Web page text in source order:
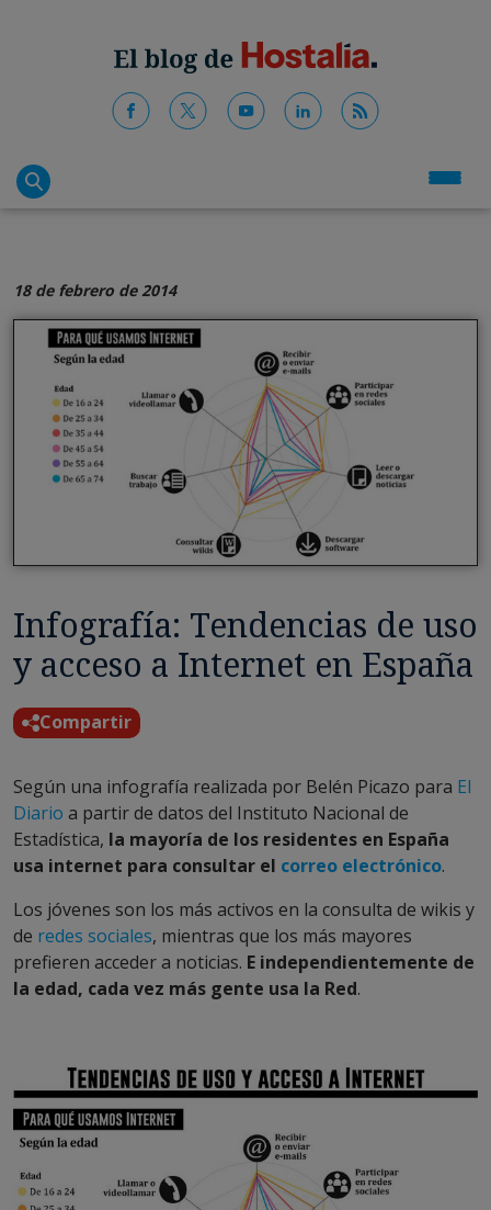
18 de febrero de 2014
Infografía: Tendencias de uso
y acceso a Internet en España
Compartir
Según una infografía realizada por Belén Picazo para El
Diario a partir de datos del Instituto Nacional de
Estadística, la mayoría de los residentes en España
usa internet para consultar el correo electrónico.
Los jóvenes son los más activos en la consulta de wikis y
de redes sociales, mientras que los más mayores
prefieren acceder a noticias. E independientemente de
la edad, cada vez más gente usa la Red.